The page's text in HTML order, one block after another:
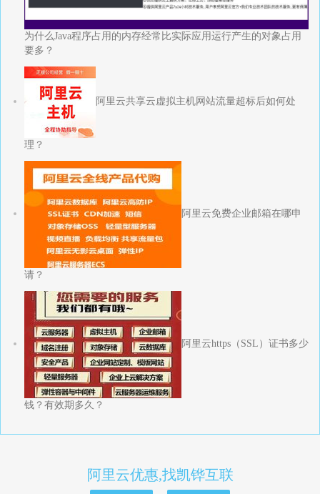
为什么Java程序占用的内存经常比实际应用运行产生的对象占用
要多？
阿里云共享云虚拟主机网站流量超标后如何处
理？
阿里云免费企业邮箱在哪申
请？
阿里云https（SSL）证书多少
钱？有效期多久？
阿里云优惠,找凯铧互联